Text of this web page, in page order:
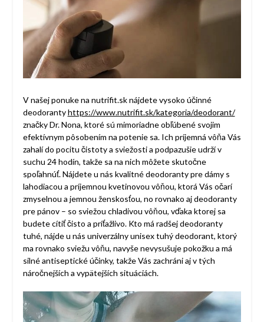
V našej ponuke na nutrifit.sk nájdete vysoko účinné
deodorantyhttps://www.nutrifit.sk/kategoria/deodorant/
značky Dr. Nona, ktoré sú mimoriadne obľúbené svojim
efektívnym pôsobením na potenie sa. Ich príjemná vôňa Vás
zahalí do pocitu čistoty a sviežosti a podpazušie udrží v
suchu 24 hodín, takže sa na nich môžete skutočne
spoľahnúť. Nájdete u nás kvalitné deodoranty pre dámy s
lahodiacou a príjemnou kvetinovou vôňou, ktorá Vás očarí
zmyselnou a jemnou ženskosťou, no rovnako aj deodoranty
pre pánov – so sviežou chladivou vôňou, vďaka ktorej sa
budete cítiť čisto a príťažlivo. Kto má radšej deodoranty
tuhé, nájde u nás univerzálny unisex tuhý deodorant, ktorý
ma rovnako sviežu vôňu, navyše nevysušuje pokožku a má
silné antiseptické účinky, takže Vás zachráni aj v tých
náročnejších a vypätejších situáciách.